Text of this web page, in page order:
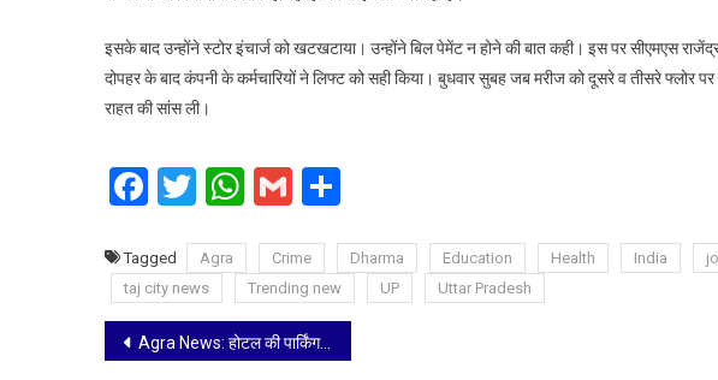
इसके बाद उन्होंने स्टोर इंचार्ज को खटखटाया। उन्होंने बिल पेमेंट न होने की बात कही। इस पर सीएमएस
दोपहर के बाद कंपनी के कर्मचारियों ने लिफ्ट को सही किया। बुधवार सुबह जब मरीज को दूसरे व तीसरे फ्लोर
राहत की सांस ली।
Facebook
Twitter
WhatsApp
Gmail
Tagged Agra Crime Dharma Education Health India
taj city news
Trending new UP Uttar Pradesh
Post
Agra News: होटल की पार्किंग में खड़ी टूरिस्ट बस और टेंपो ट्रैवलर में लगी भीषण आग